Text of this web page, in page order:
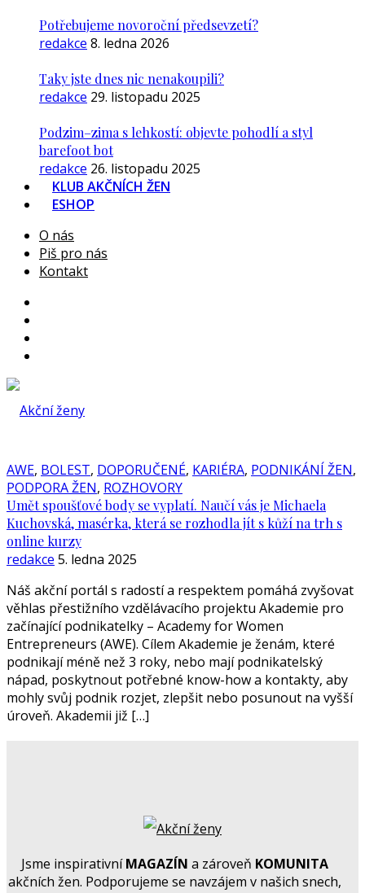
Potřebujeme novoroční předsevzetí?
redakce 8. ledna 2026
Taky jste dnes nic nenakoupili?
redakce 29. listopadu 2025
Podzim–zima s lehkostí: objevte pohodlí a styl
barefoot bot
redakce 26. listopadu 2025
KLUB AKČNÍCH ŽEN
ESHOP
O nás
Piš pro nás
Kontakt
AWE, BOLEST, DOPORUČENÉ, KARIÉRA, PODNIKÁNÍ ŽEN,
PODPORA ŽEN, ROZHOVORY
Umět spoušťové body se vyplatí. Naučí vás je Michaela
Kuchovská, masérka, která se rozhodla jít s kůží na trh s
online kurzy
redakce 5. ledna 2025
Náš akční portál s radostí a respektem pomáhá zvyšovat
věhlas přestižního vzdělávacího projektu Akademie pro
začínající podnikatelky – Academy for Women
Entrepreneurs (AWE). Cílem Akademie je ženám, které
podnikají méně než 3 roky, nebo mají podnikatelský
nápad, poskytnout potřebné know-how a kontakty, aby
mohly svůj podnik rozjet, zlepšit nebo posunout na vyšší
úroveň. Akademii již […]
Jsme inspirativníMAGAZÍN a zároveň KOMUNITA
akčních žen. Podporujeme se navzájem v našich snech,